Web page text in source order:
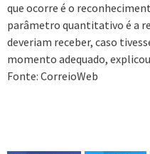
que ocorre é o
parâmetro quantitativo é a
deveriam receber, caso
momento adequado,
Fonte: CorreioWeb